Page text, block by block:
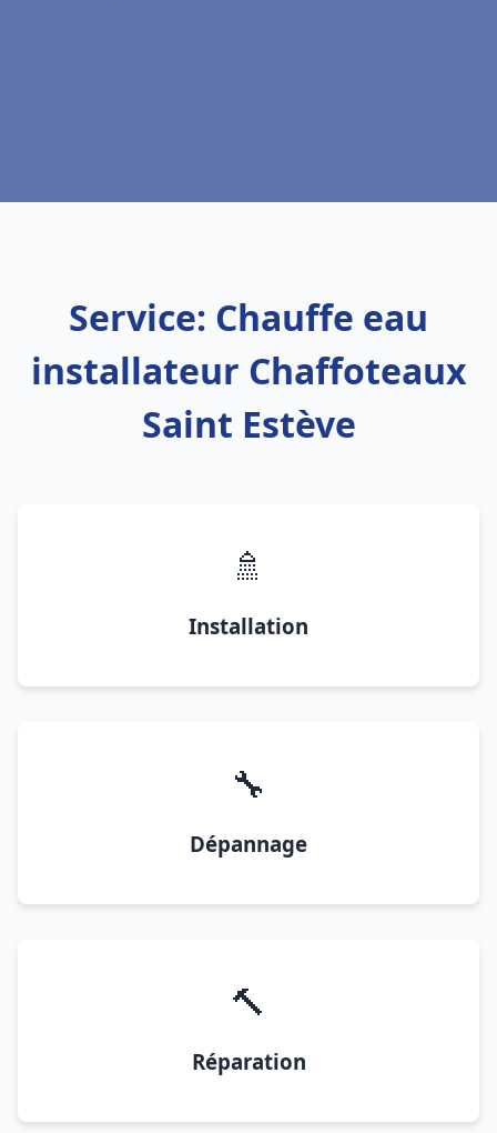
Service: Chauffe eau
installateur Chaffoteaux
Saint Estève
🚿
Installation
🔧
Dépannage
🔨
Réparation